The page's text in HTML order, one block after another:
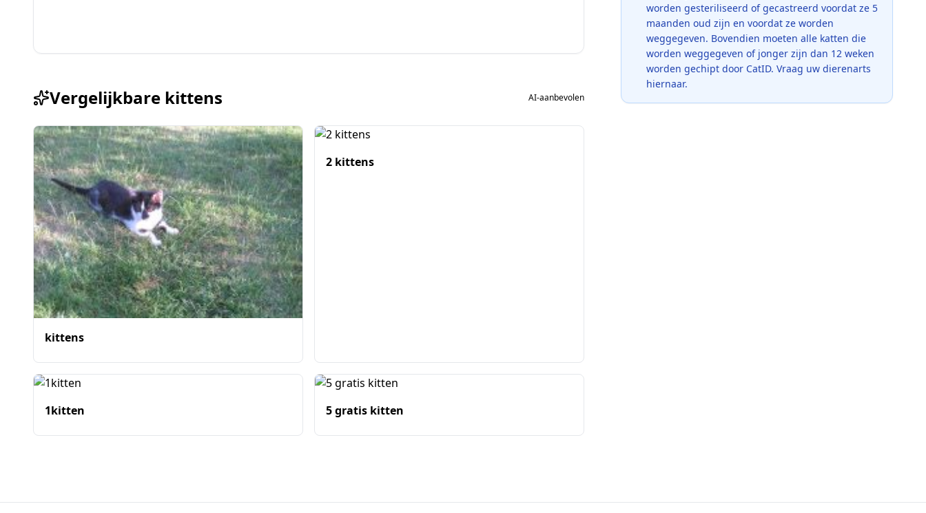
Vergelijkbare kittens AI-aanbevolen
kittens
2 kittens
1kitten 5 gratis kitten
worden gesteriliseerd of gecastreerd voordat ze 5
maanden oud zijn en voordat ze worden
weggegeven. Bovendien moeten alle katten die
worden weggegeven of jonger zijn dan 12 weken
worden gechipt door CatID. Vraag uw dierenarts
hiernaar.